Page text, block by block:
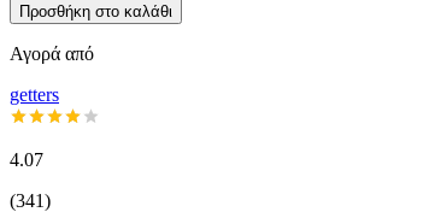
Προσθήκη στο καλάθι
Αγορά από
getters
4.07
(341)